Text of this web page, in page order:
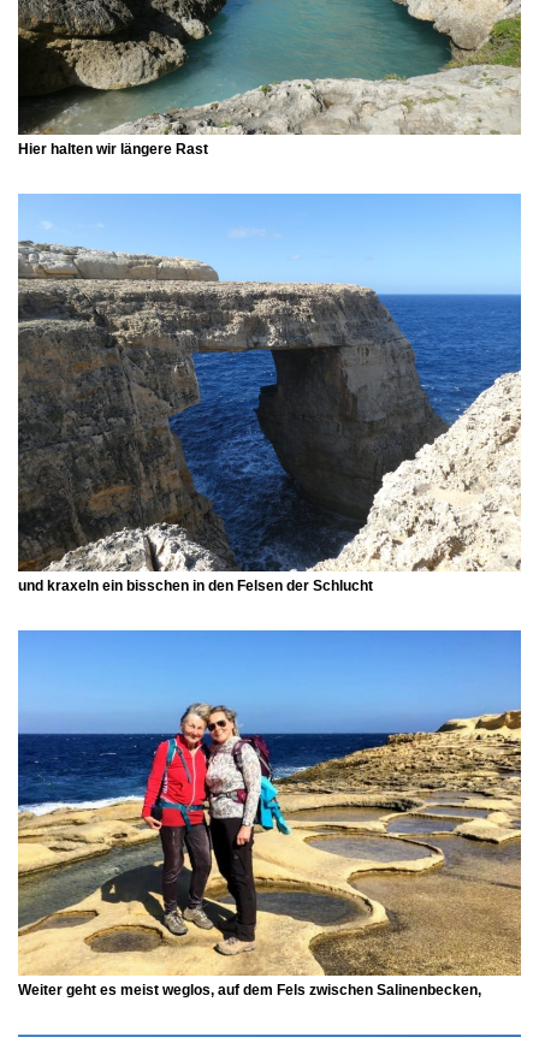
Hier halten wir längere Rast
und kraxeln ein bisschen in den Felsen der Schlucht
Weiter geht es meist weglos, auf dem Fels zwischen Salinenbecken,